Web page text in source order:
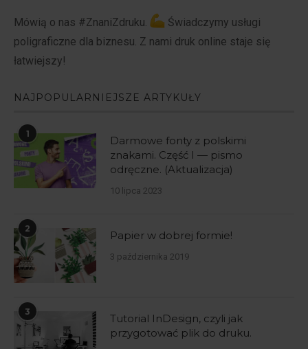
Mówią o nas #ZnaniZdruku.
Świadczymy usługi
poligraficzne dla biznesu. Z nami druk online staje się
łatwiejszy!
NAJPOPULARNIEJSZE ARTYKUŁY
1
Darmowe fonty z polskimi
znakami. Część I — pismo
odręczne. (Aktualizacja)
10 lipca 2023
2
Papier w dobrej formie!
3 października 2019
3
Tutorial InDesign, czyli jak
przygotować plik do druku.